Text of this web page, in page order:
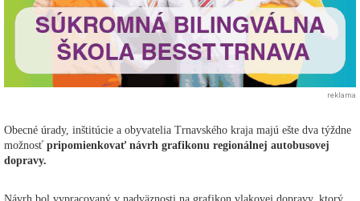
reklama
Obecné úrady, inštitúcie a obyvatelia Trnavského kraja majú ešte dva týždne
možnosť pripomienkovať návrh grafikonu regionálnej autobusovej
dopravy.